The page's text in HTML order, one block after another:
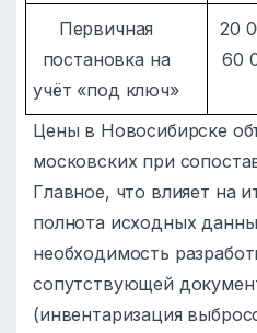
Первичная
постановка на
учёт «под ключ»
20
60
Цены в Новосибирске
московских при
Главное, что влияет на
полнота исходных
необходимость
сопутствующей
(инвентаризация